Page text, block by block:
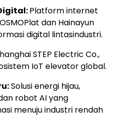
Platform internet
dan Hainayun
digital lintasindustri.
STEP Electric Co.,
IoT elevator global.
Solusi energi hijau,
robot AI yang
menuju industri rendah